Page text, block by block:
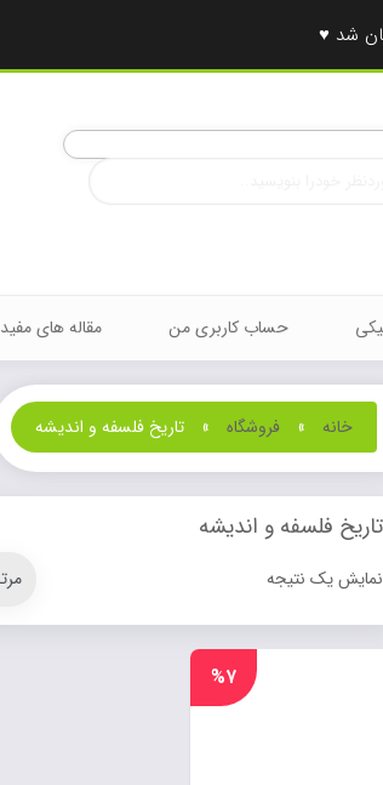
حساب کاربری من مقاله های مفید
خانه » فروشگاه » تاریخ فلسفه و اندیشه
تاریخ فلسفه و اندیشه
نمایش یک نتیجه
%۷